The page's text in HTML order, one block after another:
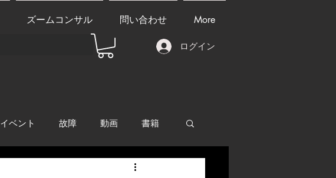
ズームコンサル 問い合わせ More
ログイン
イベント 故障 動画 書籍